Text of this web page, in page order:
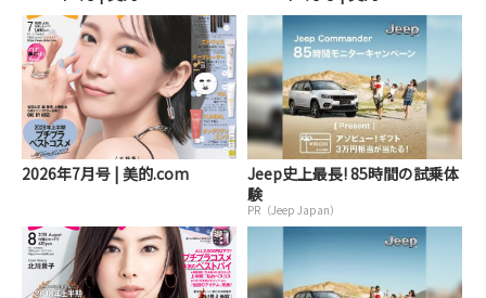
2026年7月号 | 美的.com
Jeep史上最長! 85時間の試乗体
験
PR（Jeep Japan）